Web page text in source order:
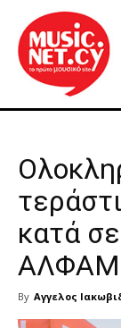
κατά
By Αγγελος